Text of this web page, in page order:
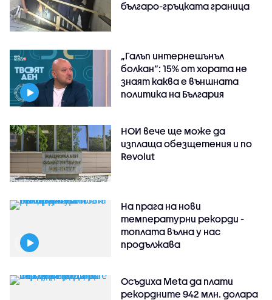
българо-гръцката граница
„Галъп интернешънъл
болкан“: 15% от хората не
знаят каква е външната
политика на България
НОИ вече ще може да
изплаща обезщетения и по
Revolut
На прага на нови
температурни рекорди -
топлата вълна у нас
продължава
Осъдиха Meta да плати
рекордните 942 млн. долара